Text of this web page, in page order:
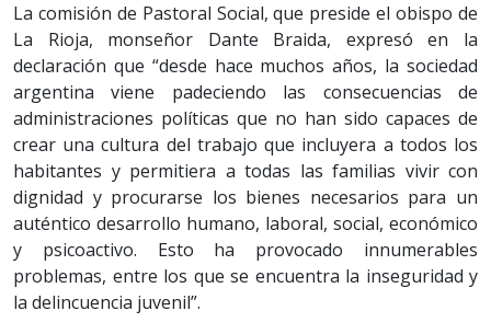
La comisión de Pastoral Social, que preside el obispo de
La Rioja, monseñor Dante Braida, expresó en la
declaración que “desde hace muchos años, la sociedad
argentina viene padeciendo las consecuencias de
administraciones políticas que no han sido capaces de
crear una cultura del trabajo que incluyera a todos los
habitantes y permitiera a todas las familias vivir con
dignidad y procurarse los bienes necesarios para un
auténtico desarrollo humano, laboral, social, económico
y psicoactivo. Esto ha provocado innumerables
problemas, entre los que se encuentra la inseguridad y
la delincuencia juvenil”.